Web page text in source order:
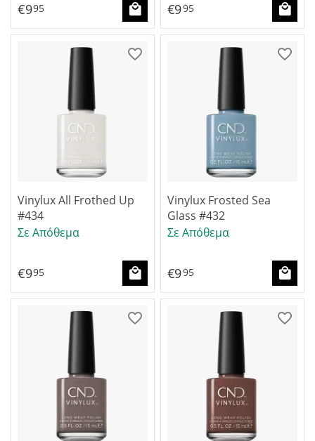
€995 €995
Vinylux All Frothed Up
#434
Σε Απόθεμα
€995
Vinylux Frosted Sea
Glass #432
Σε Απόθεμα
€995